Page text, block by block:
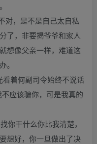
对，是不是自己太自私
了，非要揭爷爷和家人
想像父亲一样，难道这
。
看着何副司令始终不说话
应该骗你，可是我真的
你干什么你比我清楚，
想好，你一旦做出了决